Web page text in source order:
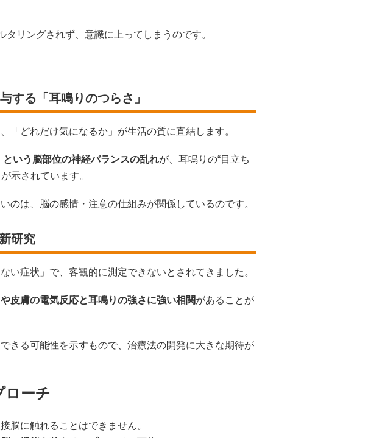
タリングされず、意識に上ってしまうのです。
する「耳鳴りのつらさ」
「どれだけ気になるか」が生活の質に直結します。
いう脳部位の神経バランスの乱れが、耳鳴りの“目立ち
示されています。
のは、脳の感情・注意の仕組みが関係しているのです。
研究
い症状」で、客観的に測定できないとされてきました。
皮膚の電気反応と耳鳴りの強さに強い相関があることが
きる可能性を示すもので、治療法の開発に大きな期待が
ーチ
脳に触れることはできません。